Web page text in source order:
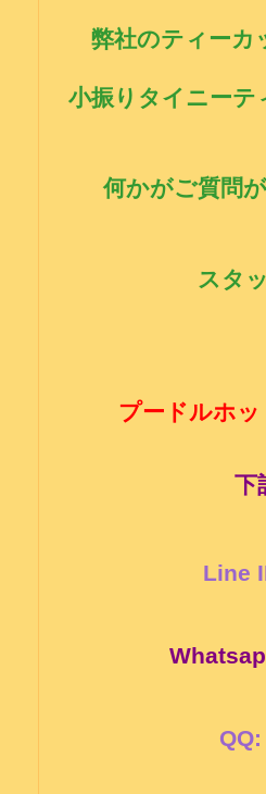
弊社のティーカ
小振りタイニーテ
何かがご質問
スタ
プードルホ
下
Line